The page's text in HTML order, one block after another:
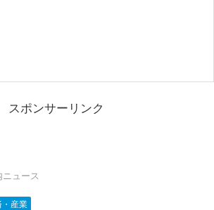
スポンサーリンク
ニュース
・産業